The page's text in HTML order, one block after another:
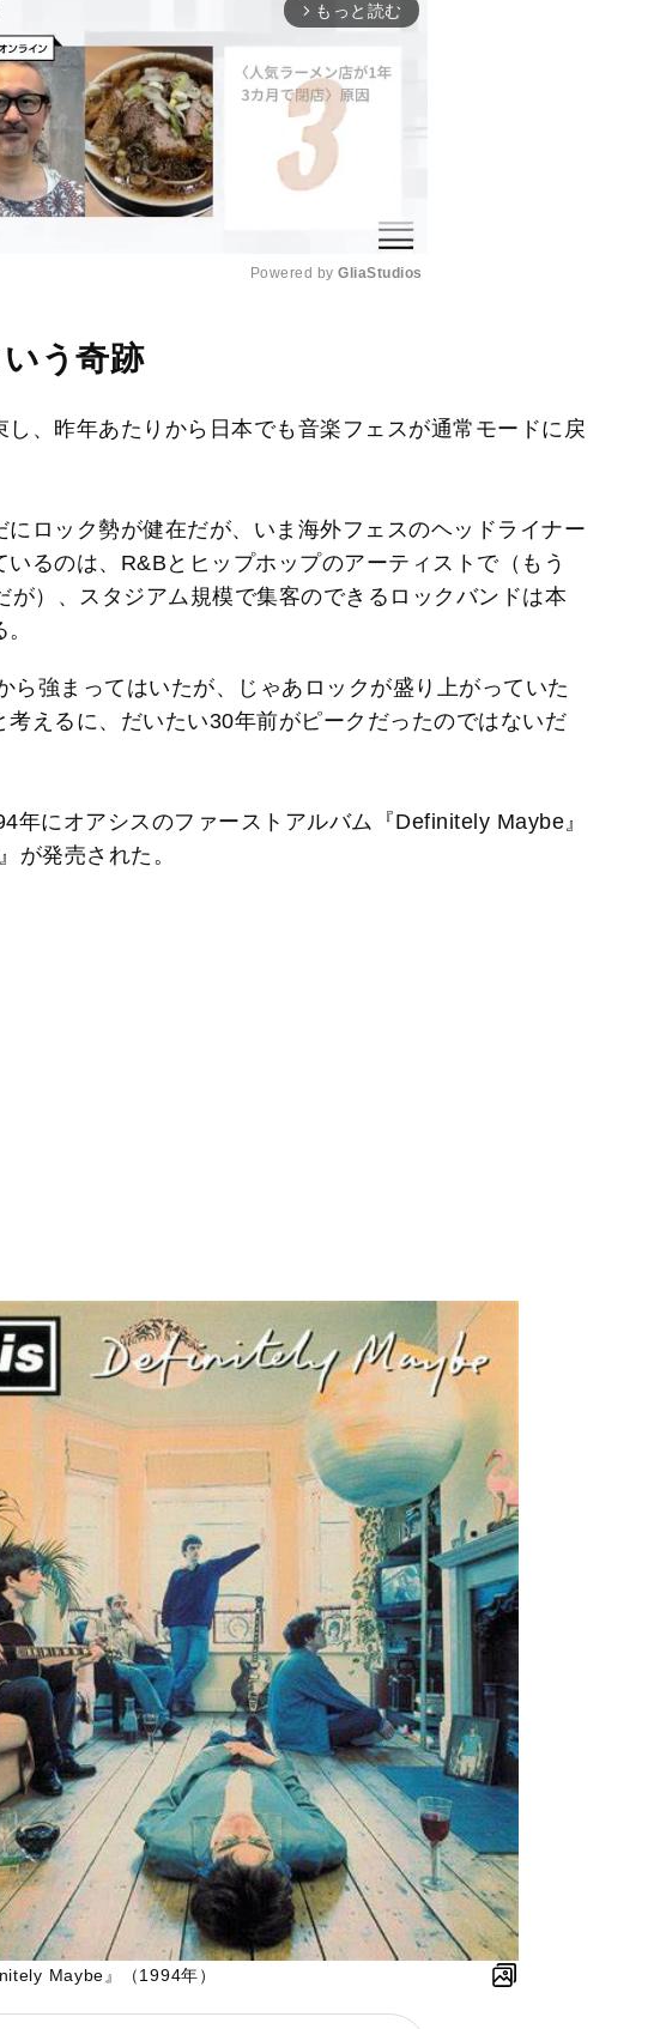
arrow_forward_ios もっと読む
e
Powered by GliaStudios
いう奇跡
し、昨年あたりから日本でも音楽フェスが通常モードに戻
にロック勢が健在だが、いま海外フェスのヘッドライナー
るのは、R&Bとヒップホップのアーティストで（もう
が）、スタジアム規模で集客のできるロックバンドは本
ら強まってはいたが、じゃあロックが盛り上がっていた
考えるに、だいたい30年前がピークだったのではないだ
年にオアシスのファーストアルバム『Definitely Maybe』
が発売された。
Maybe』（1994年）